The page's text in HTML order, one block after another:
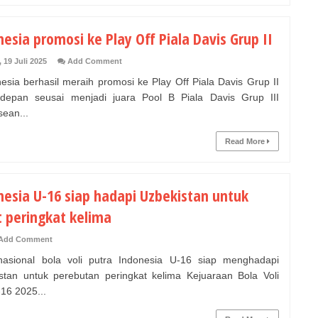
promosi ke Play Off Piala Davis Grup II
19 Juli 2025 Add Comment
berhasil meraih promosi ke Play Off Piala Davis Grup II
seusai menjadi juara Pool B Piala Davis Grup III
Read More
U-16 siap hadapi Uzbekistan untuk
peringkat kelima
Comment
bola voli putra Indonesia U-16 siap menghadapi
untuk perebutan peringkat kelima Kejuaraan Bola Voli
2025...